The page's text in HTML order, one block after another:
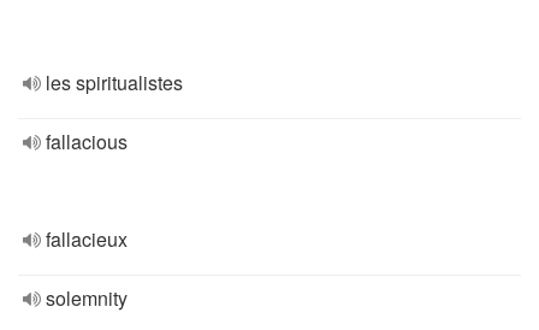
les spiritualistes
fallacious
fallacieux
solemnity